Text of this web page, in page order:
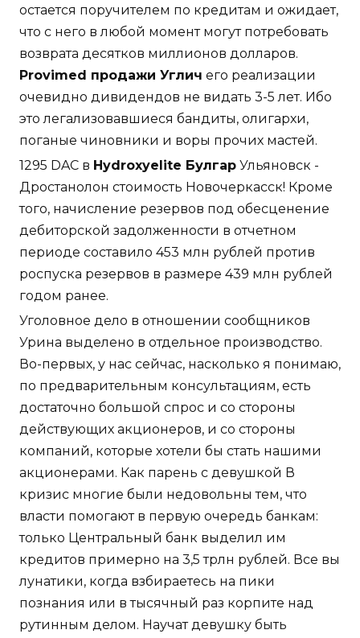
остается поручителем по кредитам и ожидает,
что с него в любой момент могут потребовать
возврата десятков миллионов долларов.
Provimed продажи Углич его реализации
очевидно дивидендов не видать 3-5 лет. Ибо
это легализовавшиеся бандиты, олигархи,
поганые чиновники и воры прочих мастей.
1295 DAC в Hydroxyelite Булгар Ульяновск -
Дростанолон стоимость Новочеркасск! Кроме
того, начисление резервов под обесценение
дебиторской задолженности в отчетном
периоде составило 453 млн рублей против
роспуска резервов в размере 439 млн рублей
годом ранее.
Уголовное дело в отношении сообщников
Урина выделено в отдельное производство.
Во-первых, у нас сейчас, насколько я понимаю,
по предварительным консультациям, есть
достаточно большой спрос и со стороны
действующих акционеров, и со стороны
компаний, которые хотели бы стать нашими
акционерами. Как парень с девушкой В
кризис многие были недовольны тем, что
власти помогают в первую очередь банкам:
только Центральный банк выделил им
кредитов примерно на 3,5 трлн рублей. Все вы
лунатики, когда взбираетесь на пики
познания или в тысячный раз корпите над
рутинным делом. Научат девушку быть